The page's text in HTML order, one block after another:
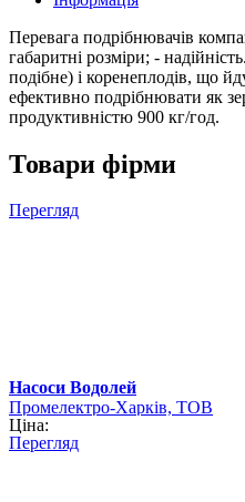
Перевага подрібнювачів
габаритні розміри; -
подібне) і коренеплодів, що
ефективно подрібнювати як
продуктивністю 900 кг/год.
Товари фірми
Перегляд
Насоси Водолей
Промелектро-Харків, ТОВ
Ціна:
Перегляд